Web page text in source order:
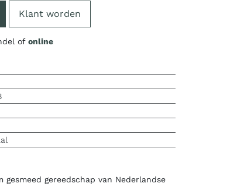
Klant worden
of online
gesmeed gereedschap van Nederlandse